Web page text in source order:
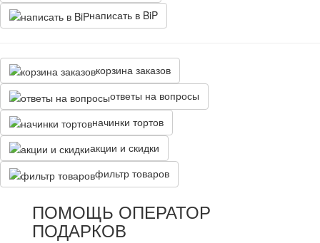
написать в BiP
корзина заказов
ответы на вопросы
начинки тортов
акции и скидки
фильтр товаров
ПОМОЩЬ ОПЕРАТОР
ПОДАРКОВ